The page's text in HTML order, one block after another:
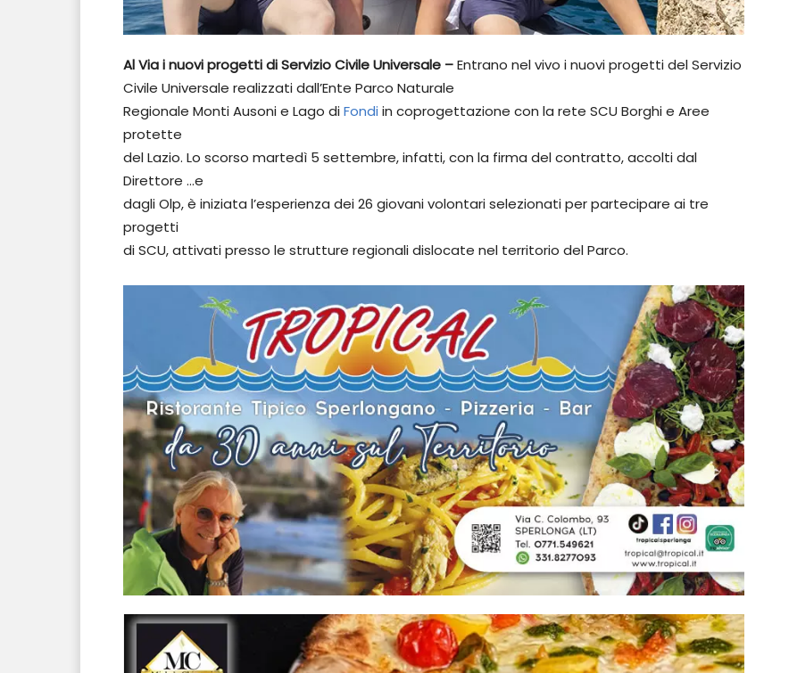
Al Via i nuovi progetti di Servizio Civile Universale –Entrano nel vivo i nuovi progetti del Servizio
Civile Universale realizzati dall’Ente Parco Naturale
Regionale Monti Ausoni e Lago diFondi in coprogettazione con la rete SCU Borghi e Aree
protette
del Lazio. Lo scorso martedì 5 settembre, infatti, con la firma del contratto, accolti dal
Direttore …e
dagli Olp, è iniziata l’esperienza dei 26 giovani volontari selezionati per partecipare ai tre
progetti
di SCU, attivati presso le strutture regionali dislocate nel territorio del Parco.